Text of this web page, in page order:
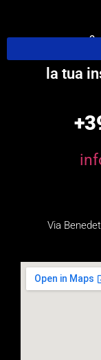
REM
la tua
Via